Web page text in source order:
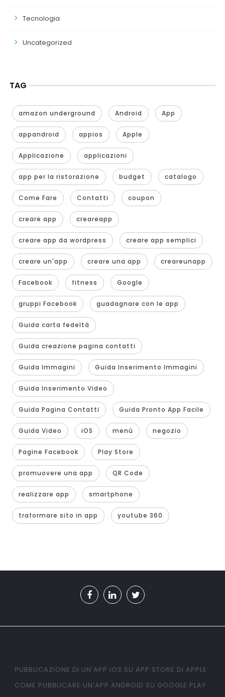
Tecnologia
Uncategorized
TAG
amazon underground Android App
appandroid appios Apple
Applicazione applicazioni
app per la ristorazione budget catalogo
Come Fare Contatti coupon
creare app creareapp
creare app da wordpress creare app semplici
creare un'app creare una app creareunapp
Facebook fitness Google
gruppi Facebook guadagnare con le app
Guida carta fedeltà
Guida creazione pagina contatti
Guida Immagini Guida Inserimento Immagini
Guida Inserimento Video
Guida Pagina Contatti Guida Pronto App Facile
Guida Video iOS menù negozio
Pagine Facebook Play Store
promuovere una app QR Code
realizzare app smartphone
traformare sito in app youtube 360
PUBBLICAZIONE DI UN’APP IOS SU APP STORE DI APPLE
COME PUBBLICARE UN’APP ANDROID SU GOOGLE PLAY